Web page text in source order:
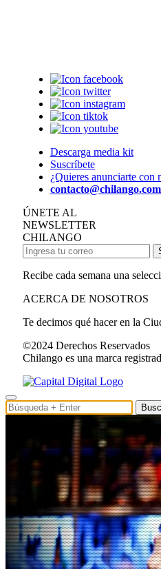
Descarga media kit
Suscríbete
¿Quieres anunciarte con
contacto@chilango.com
ÚNETE AL
NEWSLETTER
CHILANGO
Recibe cada semana una
ACERCA DE NOSOTROS
Te decimos qué hacer en la
©2024 Derechos Reservados
Chilango es una marca